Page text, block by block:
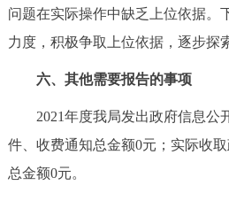
问题在实际操作中缺乏上位依据。
力度，积极争取上位依据，逐步探
六、其他需要报告的事项
2021年度我局发出政府信息公
件、收费通知总金额0元；实际收
总金额0元。